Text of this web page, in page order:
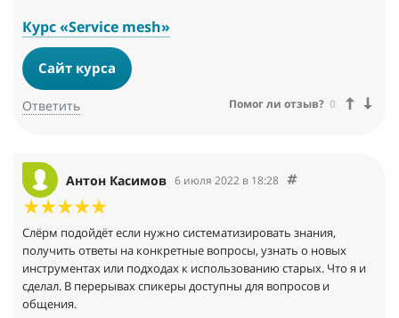
Курс «Service mesh»
Сайт курса
Ответить Помог ли отзыв? 0
Антон Касимов 6 июля 2022 в 18:28
Слёрм подойдёт если нужно систематизировать знания,
получить ответы на конкретные вопросы, узнать о новых
инструментах или подходах к использованию старых. Что я и
сделал. В перерывах спикеры доступны для вопросов и
общения.